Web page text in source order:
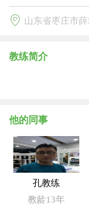
山东省枣庄市
教练简介
他的同事
孔教练
教龄13年